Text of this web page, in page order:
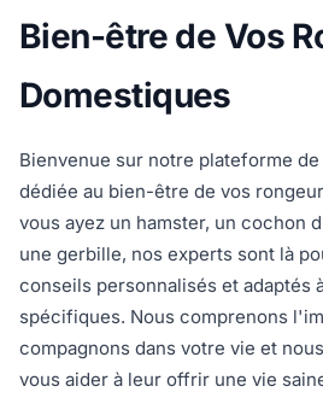
Bien-être de Vos
Domestiques
Bienvenue sur notre plateforme
dédiée au bien-être de vos
vous ayez un hamster, un cochon
une gerbille, nos experts sont là
conseils personnalisés et adaptés
spécifiques. Nous comprenons
compagnons dans votre vie et
vous aider à leur offrir une vie